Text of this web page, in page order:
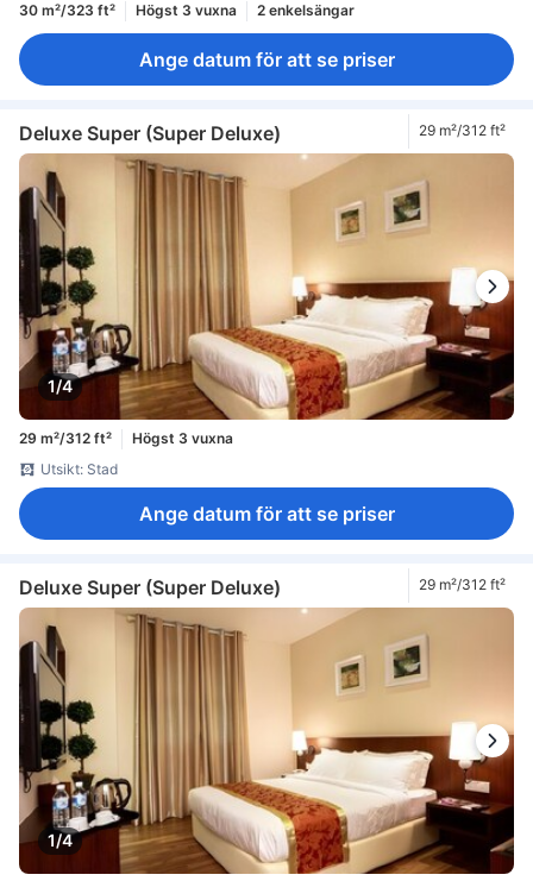
30 m²/323 ft² Högst 3 vuxna 2 enkelsängar
Ange datum för att se priser
Deluxe Super (Super Deluxe) 29 m²/312 ft²
1/4
29 m²/312 ft²
Högst 3 vuxna
Utsikt: Stad
Ange datum för att se priser
Deluxe Super (Super Deluxe) 29 m²/312 ft²
1/4